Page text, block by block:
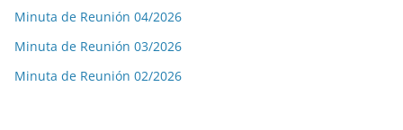
Minuta de Reunión 04/2026
Minuta de Reunión 03/2026
Minuta de Reunión 02/2026